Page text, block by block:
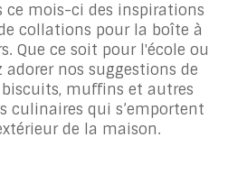
ce mois-ci des inspirations
collations pour la boîte à
Que ce soit pour l'école ou
adorer nos suggestions de
biscuits, muffins et autres
culinaires qui s’emportent
de la maison.